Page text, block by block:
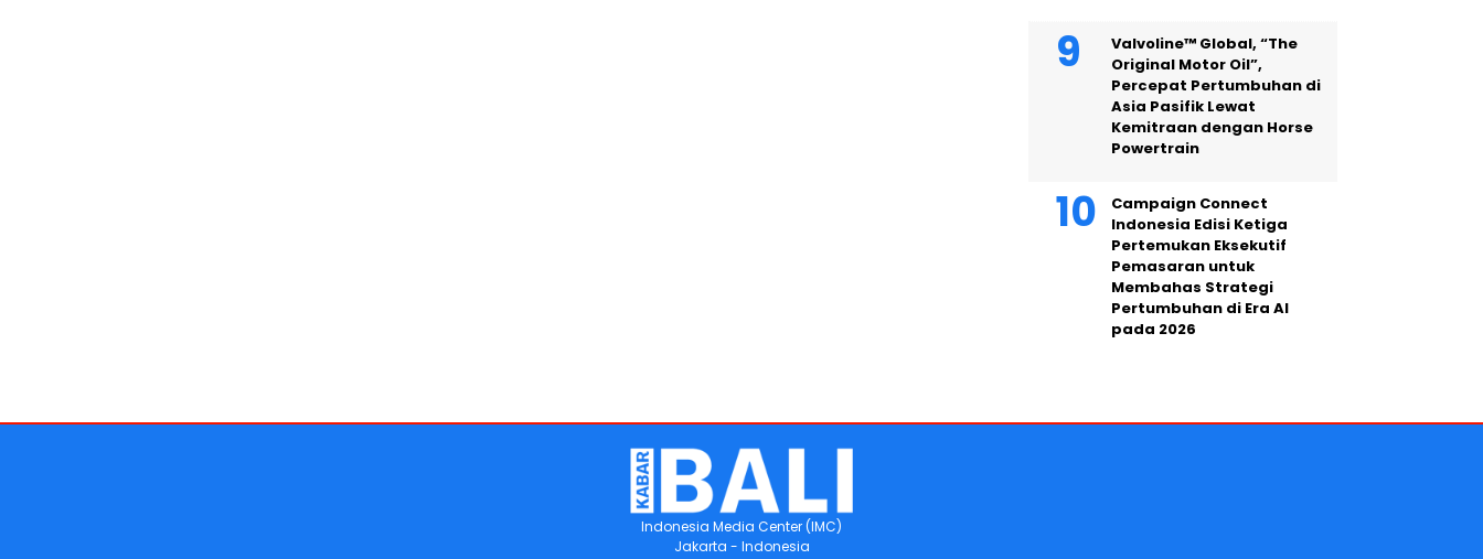
Valvoline™ Global, “The
Original Motor Oil”,
Percepat Pertumbuhan di
Asia Pasifik Lewat
Kemitraan dengan Horse
Powertrain
Campaign Connect
Indonesia Edisi Ketiga
Pertemukan Eksekutif
Pemasaran untuk
Membahas Strategi
Pertumbuhan di Era AI
pada 2026
Indonesia Media Center (IMC)
Jakarta - Indonesia